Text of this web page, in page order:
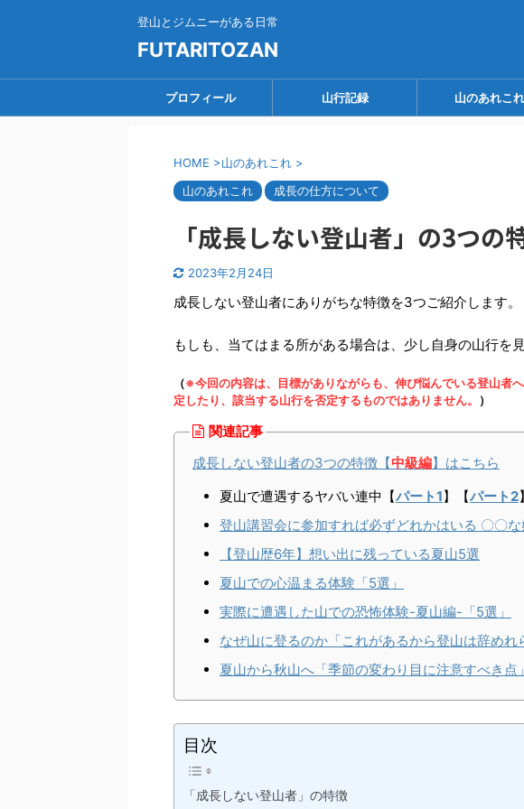
登山とジムニーがある日常
FUTARITOZAN
プロフィール 山行記録 山のあれこれ
HOME >山のあれこれ >
山のあれこれ
成長の仕方について
「成長しない登山者」の3つの
2023年2月24日
成長しない登山者にありがちな特徴を3つご紹介します。
もしも、当てはまる所がある場合は、少し自身の山行を
（※今回の内容は、目標がありながらも、伸び悩んでいる登山者
定したり、該当する山行を否定するものではありません。
）
関連記事
成長しない登山者の3つの特徴【中級編】はこちら
夏山で遭遇するヤバい連中【パート1】【パート2】
登山講習会に参加すれば必ずどれかはいる 〇〇な
【登山歴6年】想い出に残っている夏山5選
夏山での心温まる体験「5選」
実際に遭遇した山での恐怖体験-夏山編-「5選」
なぜ山に登るのか「これがあるから登山は辞めれ
夏山から秋山へ「季節の変わり目に注意すべき点
目次
「成長しない登山者」の特徴